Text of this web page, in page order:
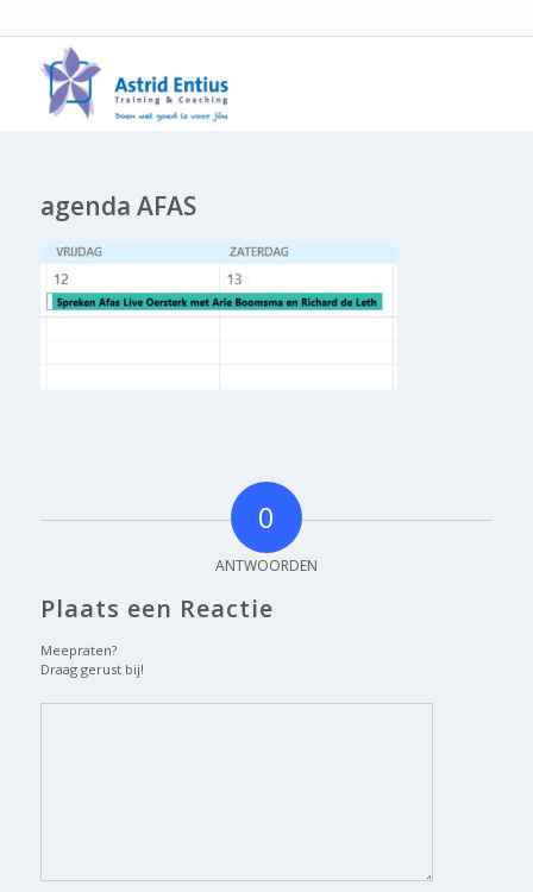
agenda AFAS
0
ANTWOORDEN
Plaats een Reactie
Meepraten?
Draag gerust bij!